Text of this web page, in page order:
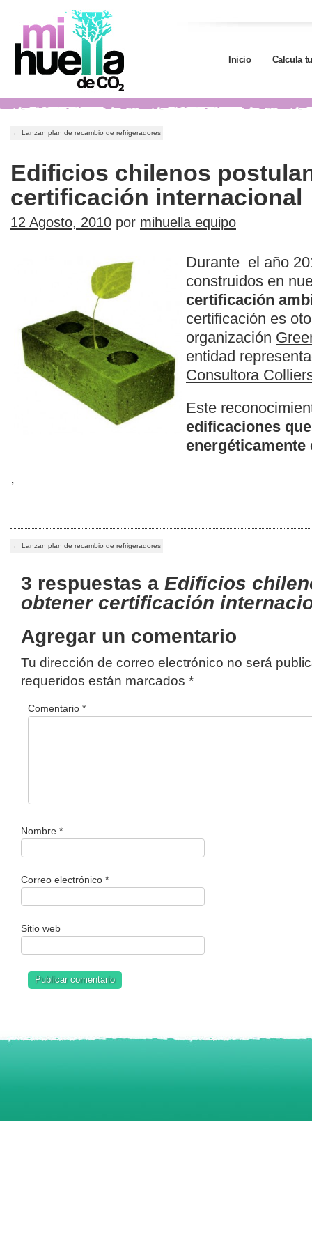
Inicio Calcula
← Lanzan plan de recambio de refrigeradores
Edificios chilenos
certificación internacional
12 Agosto, 2010 por mihuella equipo
Durante el año
construidos en
certificación
certificación es
organización
entidad
Consultora
Este
edificaciones
energéticamente
,
← Lanzan plan de recambio de refrigeradores
3 respuestas a Edificios
obtener certificación
Agregar un comentario
Tu dirección de correo electrónico no será
requeridos están marcados *
Comentario *
Nombre *
Correo electrónico *
Sitio web